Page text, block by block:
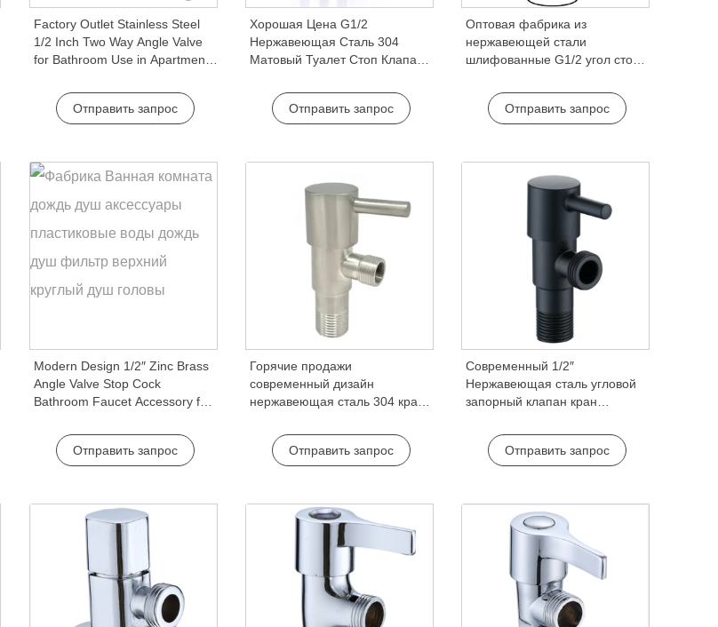
Factory Outlet Stainless Steel
1/2 Inch Two Way Angle Valve
for Bathroom Use in Apartments
Отправить запрос
Хорошая Цена G1/2
Нержавеющая Сталь 304
Матовый Туалет Стоп Клапан
Комната Аксессуары Ванная
Кран Аксессуар
Отправить запрос
Оптовая фабрика из
нержавеющей стали
шлифованные G1/2 угол стоп-
кран аксессуар для кухни
использовать угол кран клапан
Отправить запрос
Modern Design 1/2″ Zinc Brass
Angle Valve Stop Cock
Bathroom Faucet Accessory for
Отправить запрос
Горячие продажи
современный дизайн
нержавеющая сталь 304 кран
кухня отель-3/8 ×1/2 PEX
угловой клапан
Отправить запрос
Современный 1/2″
Нержавеющая сталь угловой
запорный клапан кран
туалет ванная комната и кухня
использование
Отправить запрос